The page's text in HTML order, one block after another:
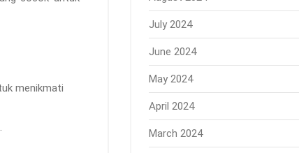
menikmati
July 2024
June 2024
May 2024
April 2024
March 2024